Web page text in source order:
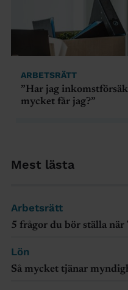
Mest lästa
Arbetsrätt
5 frågor du bör ställa när
Lön
Så mycket tjänar
ARBETSRÄTT
”Har jag
mycket får jag?”